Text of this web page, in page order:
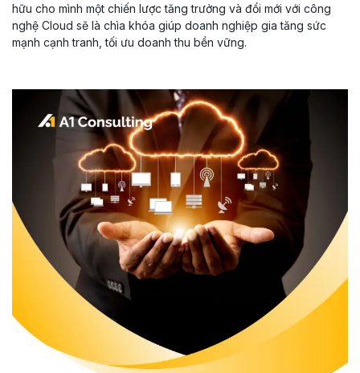
hữu cho mình một chiến lược tăng trưởng và đổi mới với công
nghệ Cloud sẽ là chìa khóa giúp doanh nghiệp gia tăng sức
mạnh cạnh tranh, tối ưu doanh thu bền vững.